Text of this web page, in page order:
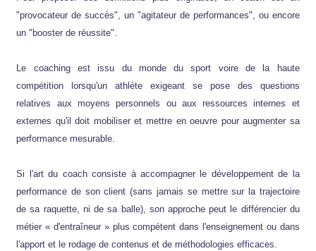
"provocateur de succès", un "agitateur de performances", ou encore
un "booster de réussite".
Le coaching est issu du monde du sport voire de la haute
compétition lorsqu'un athlète exigeant se pose des questions
relatives aux moyens personnels ou aux ressources internes et
externes qu'il doit mobiliser et mettre en oeuvre pour augmenter sa
performance mesurable.
Si l'art du coach consiste à accompagner le développement de la
performance de son client (sans jamais se mettre sur la trajectoire
de sa raquette, ni de sa balle), son approche peut le différencier du
métier « d'entraîneur » plus compétent dans l'enseignement ou dans
l'apport et le rodage de contenus et de méthodologies efficaces.